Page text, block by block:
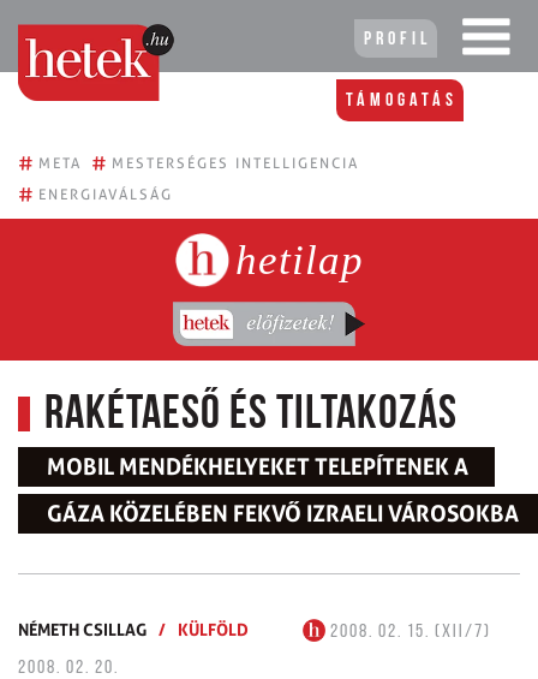
Profil
Támogatás
# META # MESTERSÉGES INTELLIGENCIA
# ENERGIAVÁLSÁG
hetilap
Rakétaeső és tiltakozás
MOBIL MENDÉKHELYEKET TELEPÍTENEK A
GÁZA KÖZELÉBEN FEKVŐ IZRAELI VÁROSOKBA
NÉMETH CSILLAG / KÜLFÖLD
2008. 02. 15. (XII/7)
2008. 02. 20.